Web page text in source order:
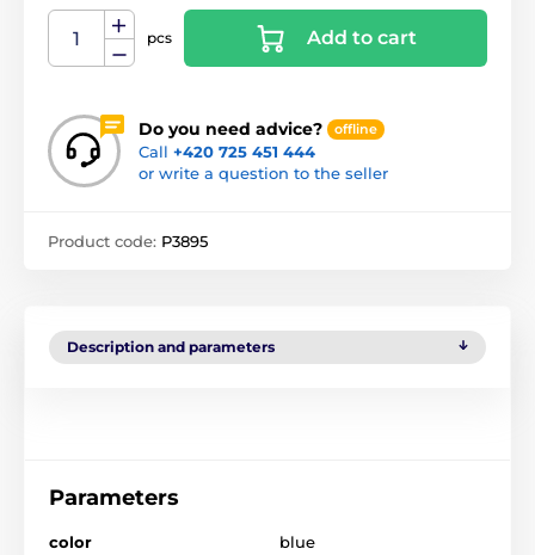
pcs Add to cart
Do you need advice? offline
Call +420 725 451 444
or write a question to the seller
Product code: P3895
Description and parameters
Parameters
color blue